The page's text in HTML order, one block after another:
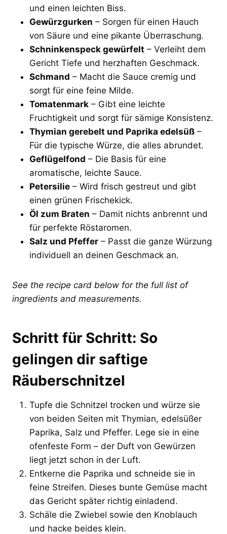
und einen leichten Biss.
Gewürzgurken – Sorgen für einen Hauch
von Säure und eine pikante Überraschung.
Schninkenspeck gewürfelt – Verleiht dem
Gericht Tiefe und herzhaften Geschmack.
Schmand – Macht die Sauce cremig und
sorgt für eine feine Milde.
Tomatenmark – Gibt eine leichte
Fruchtigkeit und sorgt für sämige Konsistenz.
Thymian gerebelt und Paprika edelsüß –
Für die typische Würze, die alles abrundet.
Geflügelfond – Die Basis für eine
aromatische, leichte Sauce.
Petersilie – Wird frisch gestreut und gibt
einen grünen Frischekick.
Öl zum Braten – Damit nichts anbrennt und
für perfekte Röstaromen.
Salz und Pfeffer – Passt die ganze Würzung
individuell an deinen Geschmack an.
See the recipe card below for the full list of
ingredients and measurements.
Schritt für Schritt: So
gelingen dir saftige
Räuberschnitzel
Tupfe die Schnitzel trocken und würze sie
von beiden Seiten mit Thymian, edelsüßer
Paprika, Salz und Pfeffer. Lege sie in eine
ofenfeste Form – der Duft von Gewürzen
liegt jetzt schon in der Luft.
Entkerne die Paprika und schneide sie in
feine Streifen. Dieses bunte Gemüse macht
das Gericht später richtig einladend.
Schäle die Zwiebel sowie den Knoblauch
und hacke beides klein.